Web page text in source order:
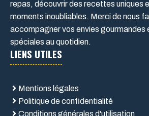
repas, découvrir des recettes uniques
moments inoubliables. Merci de nous
accompagner vos envies gourmandes
spéciales au quotidien.
LIENS UTILES
Mentions légales
Politique de confidentialité
Conditions générales d'utilisation